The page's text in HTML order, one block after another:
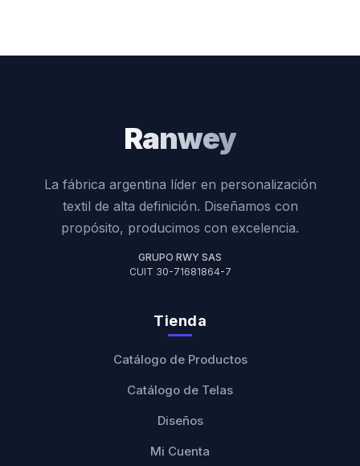
Ranwey
La fábrica argentina líder en personalización
textil de alta definición. Diseñamos con
propósito, producimos con excelencia.
GRUPO RWY SAS
CUIT 30-71681864-7
Tienda
Catálogo de Productos
Catálogo de Telas
Diseños
Mi Cuenta